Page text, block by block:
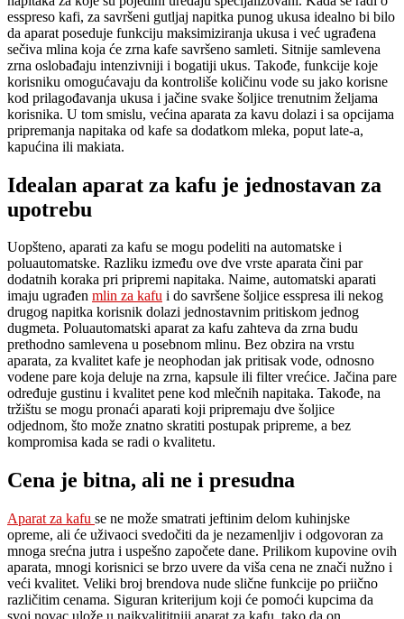
esspreso kafi, za savršeni gutljaj napitka punog ukusa idealno bi bilo
da aparat poseduje funkciju maksimiziranja ukusa i već ugrađena
sečiva mlina koja će zrna kafe savršeno samleti. Sitnije samlevena
zrna oslobađaju intenzivniji i bogatiji ukus. Takođe, funkcije koje
korisniku omogućavaju da kontroliše količinu vode su jako korisne
kod prilagođavanja ukusa i jačine svake šoljice trenutnim željama
korisnika. U tom smislu, većina aparata za kavu dolazi i sa opcijama
pripremanja napitaka od kafe sa dodatkom mleka, poput late-a,
kapućina ili makiata.
Idealan aparat za kafu je jednostavan za
upotrebu
Uopšteno, aparati za kafu se mogu podeliti na automatske i
poluautomatske. Razliku između ove dve vrste aparata čini par
dodatnih koraka pri pripremi napitaka. Naime, automatski aparati
imaju ugrađen mlin za kafu i do savršene šoljice esspresa ili nekog
drugog napitka korisnik dolazi jednostavnim pritiskom jednog
dugmeta. Poluautomatski aparat za kafu zahteva da zrna budu
prethodno samlevena u posebnom mlinu. Bez obzira na vrstu
aparata, za kvalitet kafe je neophodan jak pritisak vode, odnosno
vodene pare koja deluje na zrna, kapsule ili filter vrećice. Jačina pare
određuje gustinu i kvalitet pene kod mlečnih napitaka. Takođe, na
tržištu se mogu pronaći aparati koji pripremaju dve šoljice
odjednom, što može znatno skratiti postupak pripreme, a bez
kompromisa kada se radi o kvalitetu.
Cena je bitna, ali ne i presudna
Aparat za kafu se ne može smatrati jeftinim delom kuhinjske
opreme, ali će uživaoci svedočiti da je nezamenljiv i odgovoran za
mnoga srećna jutra i uspešno započete dane. Prilikom kupovine ovih
aparata, mnogi korisnici se brzo uvere da viša cena ne znači nužno i
veći kvalitet. Veliki broj brendova nude slične funkcije po priično
različitim cenama. Siguran kriterijum koji će pomoći kupcima da